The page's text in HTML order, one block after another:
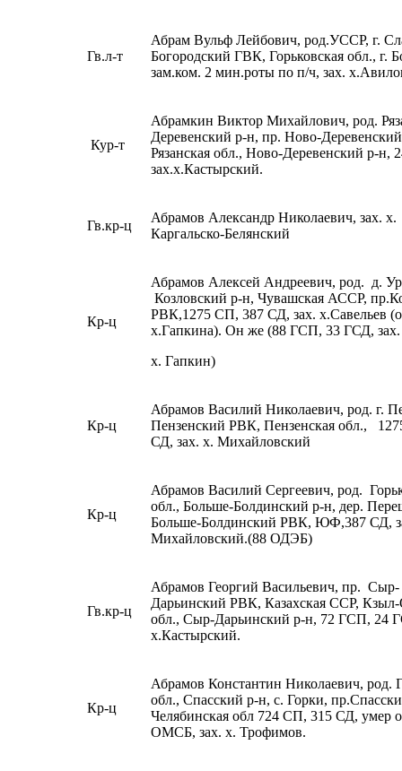
Гв.л-т
Абрам Вульф Лейбович, род.УССР, г.
Богородский ГВК, Горьковская обл., г.
зам.ком. 2 мин.роты по п/ч, зах.
Кур-т
Абрамкин Виктор Михайлович, род.
Деревенский р-н, пр. Ново-
Рязанская обл., Ново-Деревенский р-н,
зах.х.Кастырский.
Гв.кр-ц
Абрамов Александр Николаевич, зах. х.
Каргальско-Белянский
Кр-ц
Абрамов Алексей Андреевич, род. д.
Козловский р-н, Чувашская АССР,
РВК,1275 СП, 387 СД, зах. х.Савельев
х.Гапкина). Он же (88 ГСП, 33 ГСД, зах.
х. Гапкин)
Кр-ц
Абрамов Василий Николаевич, род. г.
Пензенский РВК, Пензенская обл.,
СД, зах. х. Михайловский
Кр-ц
Абрамов Василий Сергеевич, род.
обл., Больше-Болдинский р-н, дер.
Больше-Болдинский РВК, ЮФ,387 СД,
Михайловский.(88 ОДЭБ)
Гв.кр-ц
Абрамов Георгий Васильевич, пр. Сыр-
Дарьинский РВК, Казахская ССР,
обл., Сыр-Дарьинский р-н, 72 ГСП, 24
х.Кастырский.
Кр-ц
Абрамов Константин Николаевич, род.
обл., Спасский р-н, с. Горки,
Челябинская обл 724 СП, 315 СД, умер
ОМСБ, зах. х. Трофимов.